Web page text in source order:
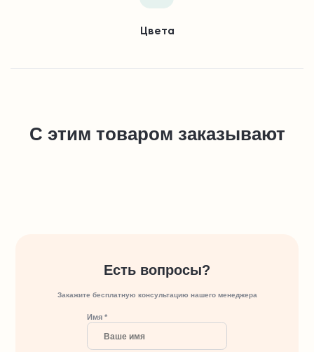
Цвета
С этим товаром заказывают
Есть вопросы?
Закажите бесплатную консультацию нашего менеджера
Имя *